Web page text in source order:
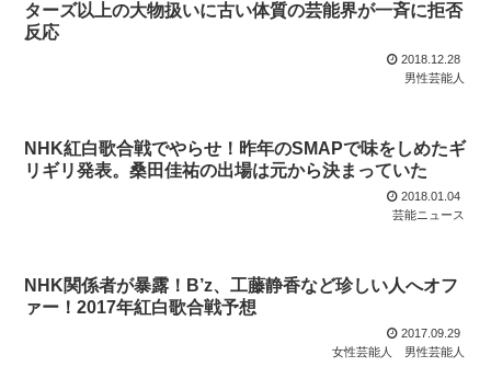
ターズ以上の大物扱いに古い体質の芸能界が一斉に拒否
反応
2018.12.28
男性芸能人
NHK紅白歌合戦でやらせ！昨年のSMAPで味をしめたギ
リギリ発表。桑田佳祐の出場は元から決まっていた
2018.01.04
芸能ニュース
NHK関係者が暴露！B’z、工藤静香など珍しい人へオフ
ァー！2017年紅白歌合戦予想
2017.09.29
女性芸能人
男性芸能人